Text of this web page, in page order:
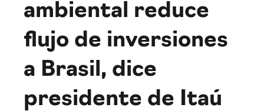
ambiental reduce
flujo de inversiones
a Brasil, dice
presidente de Itaú